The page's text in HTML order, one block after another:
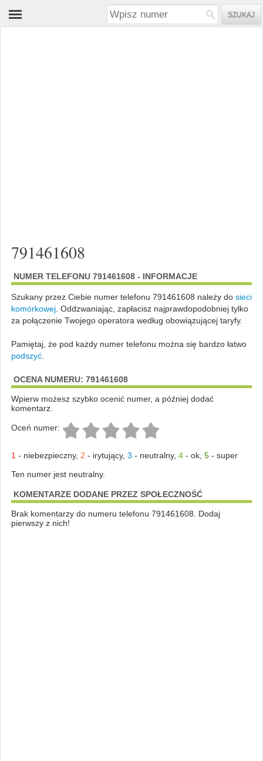
791461608
NUMER TELEFONU 791461608 - INFORMACJE
Szukany przez Ciebie numer telefonu 791461608 należy do sieci
komórkowej. Oddzwaniając, zapłacisz najprawdopodobniej tylko
za połączenie Twojego operatora według obowiązującej taryfy.
Pamiętaj, że pod każdy numer telefonu można się bardzo łatwo
podszyć.
OCENA NUMERU: 791461608
Wpierw możesz szybko ocenić numer, a później dodać
komentarz.
Oceń numer:
1 - niebezpieczny, 2 - irytujący, 3 - neutralny, 4- ok, 5- super
Ten numer jest neutralny.
KOMENTARZE DODANE PRZEZ SPOŁECZNOŚĆ
Brak komentarzy do numeru telefonu 791461608. Dodaj
pierwszy z nich!